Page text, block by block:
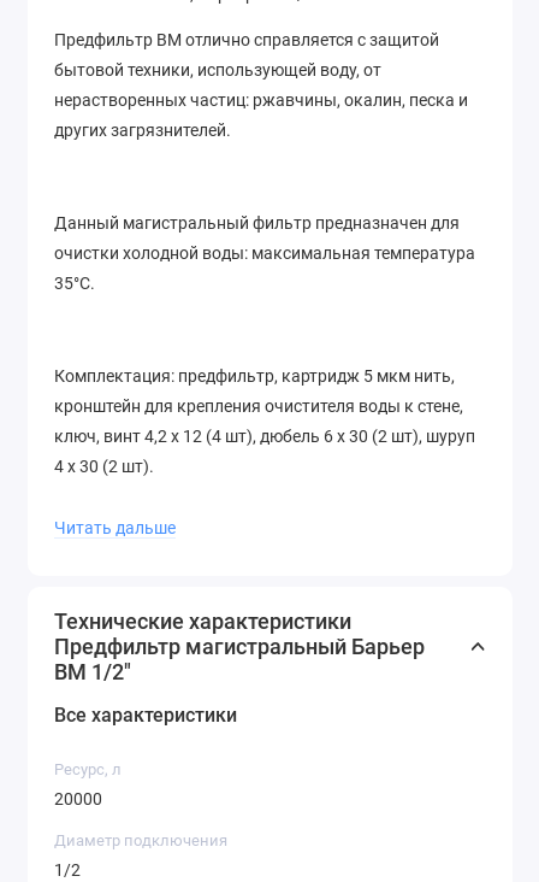
Предфильтр ВМ отлично справляется с защитой
бытовой техники, использующей воду, от
нерастворенных частиц: ржавчины, окалин, песка и
других загрязнителей.
Данный магистральный фильтр предназначен для
очистки холодной воды: максимальная температура
35°C.
Комплектация: предфильтр, картридж 5 мкм нить,
кронштейн для крепления очистителя воды к стене,
ключ, винт 4,2 x 12 (4 шт), дюбель 6 x 30 (2 шт), шуруп
4 x 30 (2 шт).
Читать дальше
Технические характеристики
Предфильтр магистральный Барьер
ВМ 1/2"
Все характеристики
Ресурс, л
20000
Диаметр подключения
1/2